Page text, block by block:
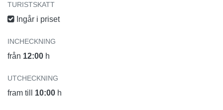
TURISTSKATT
Ingår i priset
INCHECKNING
från 12:00 h
UTCHECKNING
fram till 10:00 h